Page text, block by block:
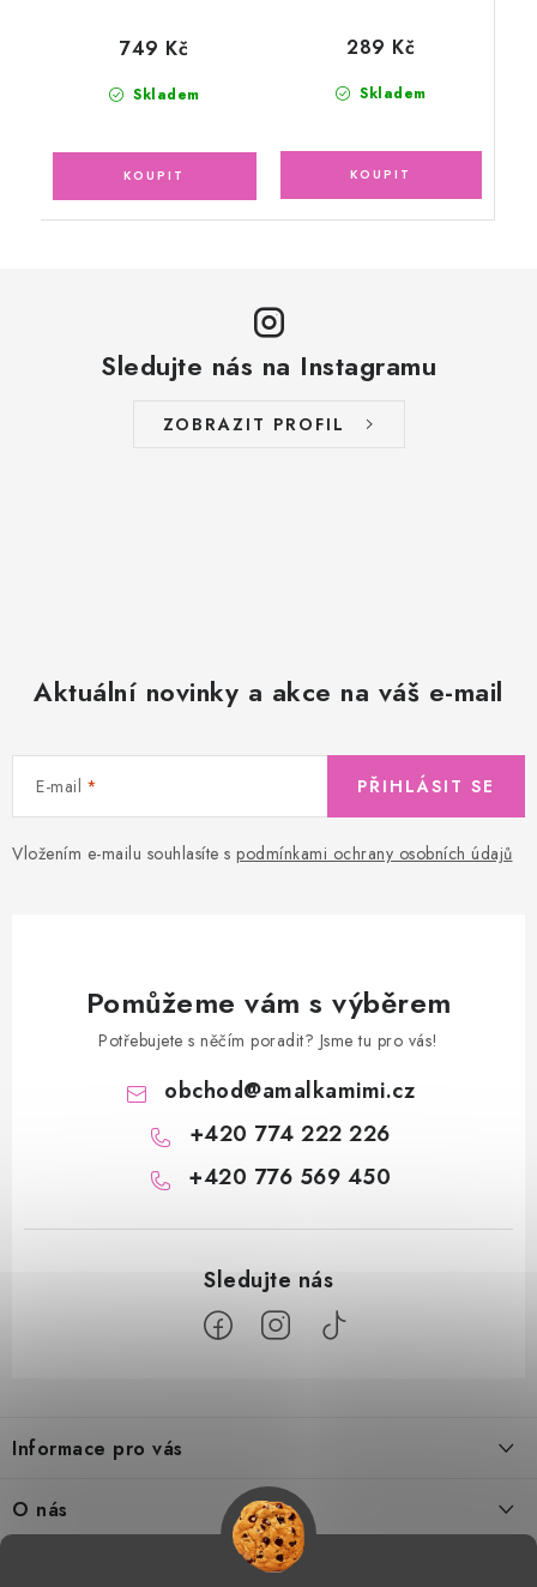
Skladem
749 Kč
Skladem
289 Kč
Sledujte nás na Instagramu
ZOBRAZIT PROFIL
Aktuální novinky a akce na váš e-mail
E-mail
Vložením e-mailu souhlasíte s podmínkami ochrany osobních údajů
PŘIHLÁSIT SE
Pomůžeme vám s výběrem
Potřebujete s něčím poradit? Jsme tu pro vás!
obchod@amalkamimi.cz
+420 774 222 226
+420 776 569 450
p
a
t
Informace pro vás
Tabulka velikostí
O nás